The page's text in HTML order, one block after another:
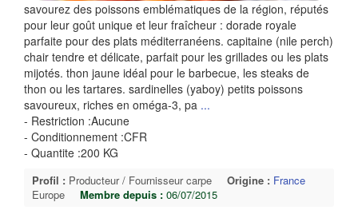
savourez des poissons emblématiques de la région, réputés
pour leur goût unique et leur fraîcheur : dorade royale
parfaite pour des plats méditerranéens. capitaine (nile perch)
chair tendre et délicate, parfait pour les grillades ou les plats
mijotés. thon jaune idéal pour le barbecue, les steaks de
thon ou les tartares. sardinelles (yaboy) petits poissons
savoureux, riches en oméga-3, pa ...
- Restriction :Aucune
- Conditionnement :CFR
- Quantite :200 KG
Profil : Producteur / Fournisseur carpe Origine : France
Europe
Membre depuis : 06/07/2015